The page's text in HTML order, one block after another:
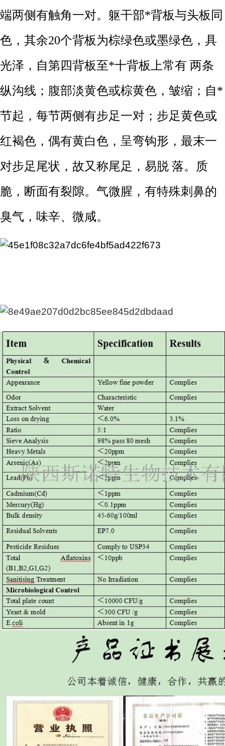
端两侧有触角一对。躯干部*背板与头板同
色，其余20个背板为棕绿色或墨绿色，具
光泽，自第四背板至*十背板上常有 两条
纵沟线；腹部淡黄色或棕黄色，皱缩；自*
节起，每节两侧有步足一对；步足黄色或
红褐色，偶有黄白色，呈弯钩形，最末一
对步足尾状，故又称尾足，易脱 落。质
脆，断面有裂隙。气微腥，有特殊刺鼻的
臭气，味辛、微咸。